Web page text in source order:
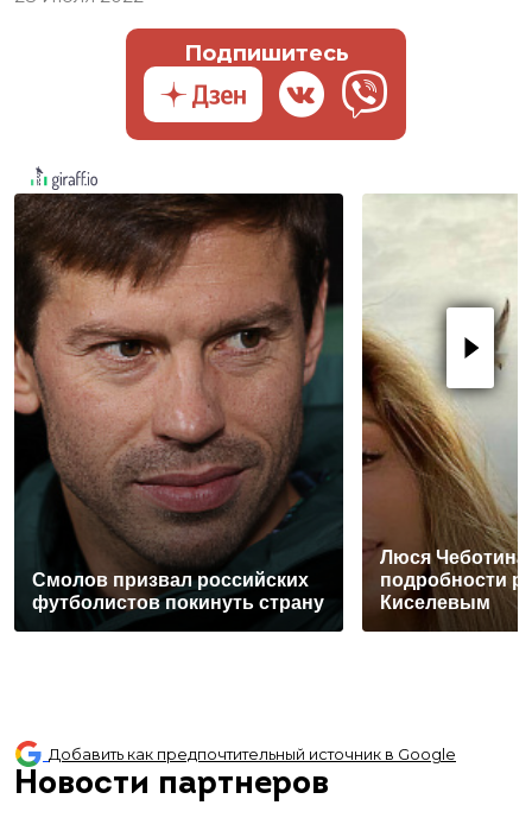
Подпишитесь
Смолов призвал российских
футболистов покинуть страну
Люся
подробности
Киселевым
Добавить как предпочтительный источник в Google
Новости партнеров